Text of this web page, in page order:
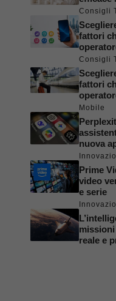
Consigli
fattori
Consigli
fattori
Mobile
nuova
Prime
video
e serie
reale e